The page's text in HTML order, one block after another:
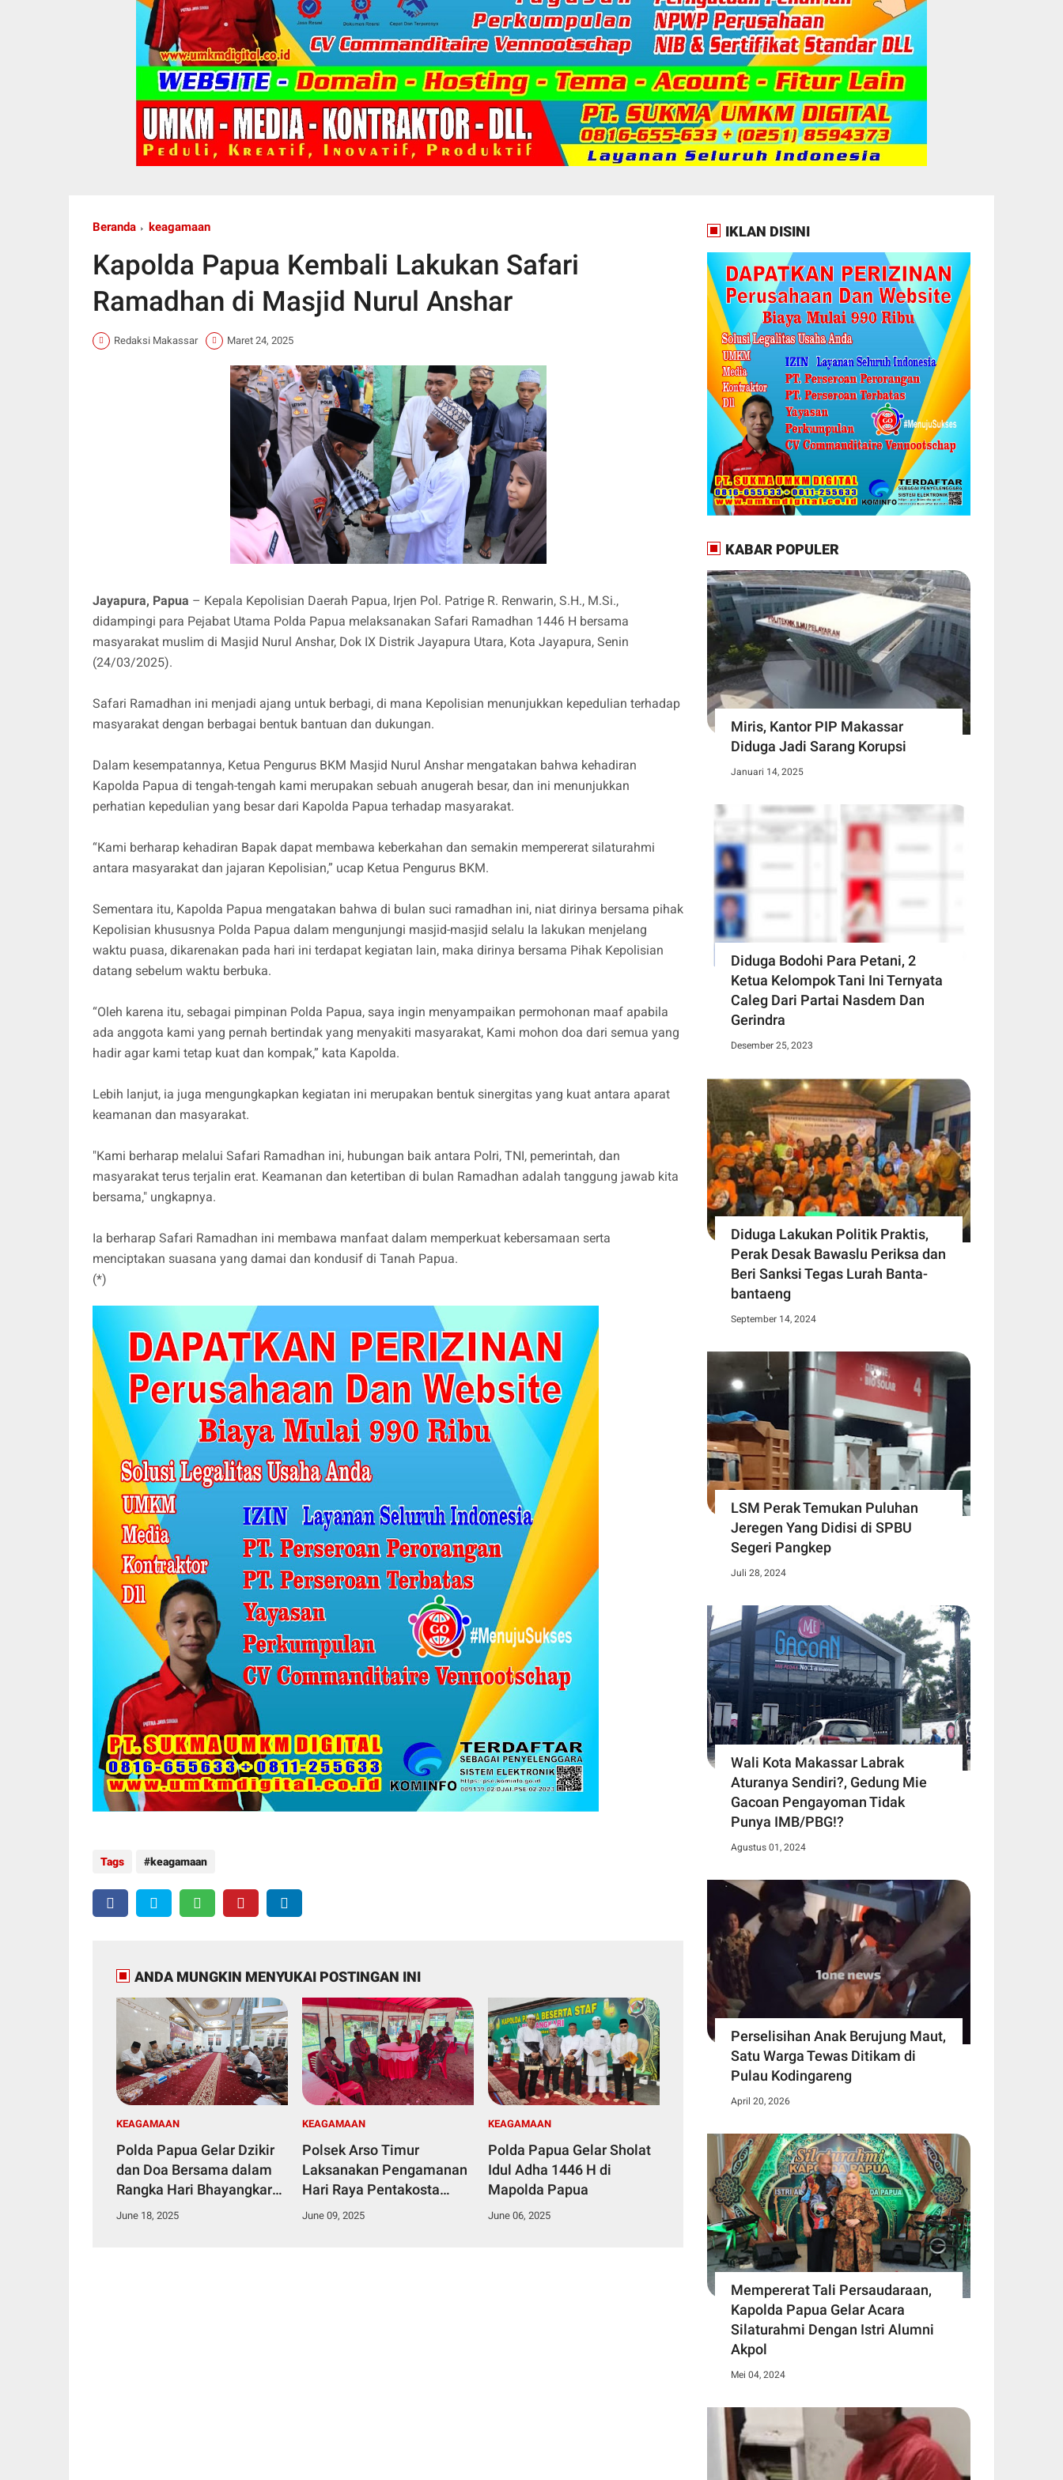
Beranda keagamaan
Kapolda Papua Kembali Lakukan Safari
Ramadhan di Masjid Nurul Anshar
Redaksi Makassar Maret 24, 2025
Jayapura, Papua – Kepala Kepolisian Daerah Papua, Irjen Pol. Patrige R. Renwarin, S.H., M.Si.,
didampingi para Pejabat Utama Polda Papua melaksanakan Safari Ramadhan 1446 H bersama
masyarakat muslim di Masjid Nurul Anshar, Dok IX Distrik Jayapura Utara, Kota Jayapura, Senin
(24/03/2025).
Safari Ramadhan ini menjadi ajang untuk berbagi, di mana Kepolisian menunjukkan kepedulian terhadap
masyarakat dengan berbagai bentuk bantuan dan dukungan.
Dalam kesempatannya, Ketua Pengurus BKM Masjid Nurul Anshar mengatakan bahwa kehadiran
Kapolda Papua di tengah-tengah kami merupakan sebuah anugerah besar, dan ini menunjukkan
perhatian kepedulian yang besar dari Kapolda Papua terhadap masyarakat.
“Kami berharap kehadiran Bapak dapat membawa keberkahan dan semakin mempererat silaturahmi
antara masyarakat dan jajaran Kepolisian,” ucap Ketua Pengurus BKM.
Sementara itu, Kapolda Papua mengatakan bahwa di bulan suci ramadhan ini, niat dirinya bersama pihak
Kepolisian khususnya Polda Papua dalam mengunjungi masjid-masjid selalu Ia lakukan menjelang
waktu puasa, dikarenakan pada hari ini terdapat kegiatan lain, maka dirinya bersama Pihak Kepolisian
datang sebelum waktu berbuka.
“Oleh karena itu, sebagai pimpinan Polda Papua, saya ingin menyampaikan permohonan maaf apabila
ada anggota kami yang pernah bertindak yang menyakiti masyarakat, Kami mohon doa dari semua yang
hadir agar kami tetap kuat dan kompak,” kata Kapolda.
Lebih lanjut, ia juga mengungkapkan kegiatan ini merupakan bentuk sinergitas yang kuat antara aparat
keamanan dan masyarakat.
"Kami berharap melalui Safari Ramadhan ini, hubungan baik antara Polri, TNI, pemerintah, dan
masyarakat terus terjalin erat. Keamanan dan ketertiban di bulan Ramadhan adalah tanggung jawab kita
bersama," ungkapnya.
Ia berharap Safari Ramadhan ini membawa manfaat dalam memperkuat kebersamaan serta
menciptakan suasana yang damai dan kondusif di Tanah Papua.
(*)
Tags keagamaan
ANDA MUNGKIN MENYUKAI POSTINGAN INI
KEAGAMAAN
Polda Papua Gelar Dzikir
dan Doa Bersama dalam
Rangka Hari Bhayangkara
ke-79 Tahun 2025
June 18, 2025
KEAGAMAAN
Polsek Arso Timur
Laksanakan Pengamanan
Hari Raya Pentakosta
Klasis GKI Keerom
June 09, 2025
KEAGAMAAN
Polda Papua Gelar Sholat
Idul Adha 1446 H di
Mapolda Papua
June 06, 2025
IKLAN DISINI
KABAR POPULER
Miris, Kantor PIP Makassar
Diduga Jadi Sarang Korupsi
Januari 14, 2025
Diduga Bodohi Para Petani, 2
Ketua Kelompok Tani Ini Ternyata
Caleg Dari Partai Nasdem Dan
Gerindra
Desember 25, 2023
Diduga Lakukan Politik Praktis,
Perak Desak Bawaslu Periksa dan
Beri Sanksi Tegas Lurah Banta-
bantaeng
September 14, 2024
LSM Perak Temukan Puluhan
Jeregen Yang Didisi di SPBU
Segeri Pangkep
Juli 28, 2024
Wali Kota Makassar Labrak
Aturanya Sendiri?, Gedung Mie
Gacoan Pengayoman Tidak
Punya IMB/PBG!?
Agustus 01, 2024
Perselisihan Anak Berujung Maut,
Satu Warga Tewas Ditikam di
Pulau Kodingareng
April 20, 2026
Mempererat Tali Persaudaraan,
Kapolda Papua Gelar Acara
Silaturahmi Dengan Istri Alumni
Akpol
Mei 04, 2024